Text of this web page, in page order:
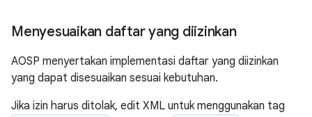
Menyesuaikan daftar yang diizinkan
AOSP menyertakan implementasi daftar yang diizinkan
yang dapat disesuaikan sesuai kebutuhan.
Jika izin harus ditolak, edit XML untuk menggunakan tag